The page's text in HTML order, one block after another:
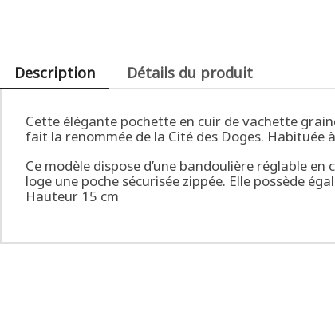
Description Détails du produit
Cette élégante pochette en cuir de vachette
fait la renommée de la Cité des Doges. Habituée
Ce modèle dispose d’une bandoulière réglable
loge une poche sécurisée zippée. Elle possède
Hauteur 15 cm